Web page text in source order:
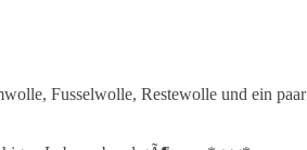
Fusselwolle, Restewolle und ein paar